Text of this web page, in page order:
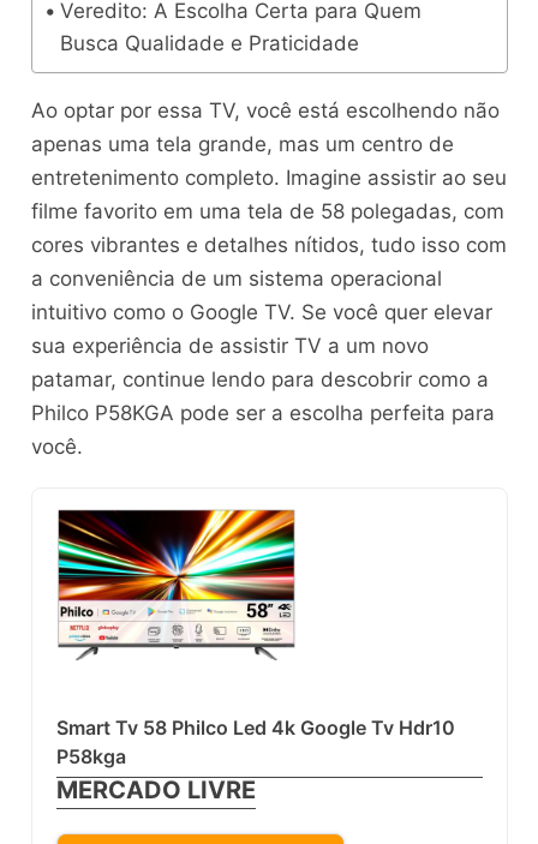
Veredito: A Escolha Certa para Quem
Busca Qualidade e Praticidade
Ao optar por essa TV, você está escolhendo não
apenas uma tela grande, mas um centro de
entretenimento completo. Imagine assistir ao seu
filme favorito em uma tela de 58 polegadas, com
cores vibrantes e detalhes nítidos, tudo isso com
a conveniência de um sistema operacional
intuitivo como o Google TV. Se você quer elevar
sua experiência de assistir TV a um novo
patamar, continue lendo para descobrir como a
Philco P58KGA pode ser a escolha perfeita para
você.
Smart Tv 58 Philco Led 4k Google Tv Hdr10
P58kga
MERCADO LIVRE